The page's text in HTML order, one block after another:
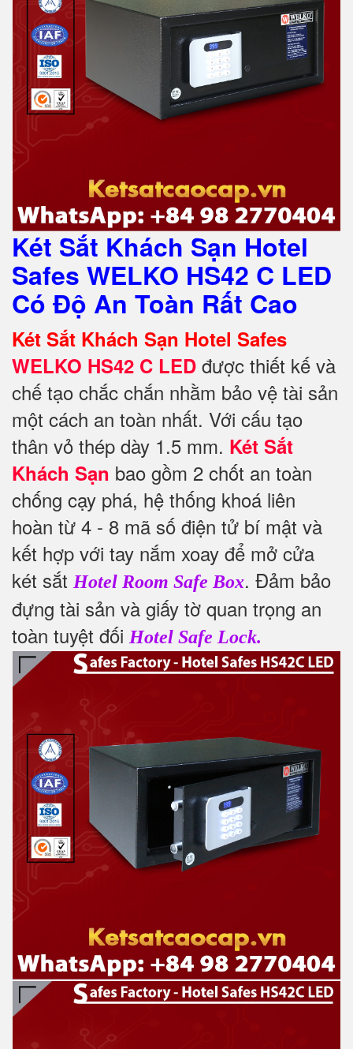
Két Sắt Khách Sạn Hotel
Safes WELKO HS42 C LED
Có Độ An Toàn Rất Cao
Két Sắt Khách Sạn Hotel Safes
WELKO HS42 C LED được thiết kế và
chế tạo chắc chắn nhằm bảo vệ tài sản
một cách an toàn nhất. Với cấu tạo
thân vỏ thép dày 1.5 mm. Két Sắt
Khách Sạn bao gồm 2 chốt an toàn
chống cạy phá, hệ thống khoá liên
hoàn từ 4 - 8 mã số điện tử bí mật và
kết hợp với tay nắm xoay để mở cửa
két sắt Hotel Room Safe Box. Đảm bảo
đựng tài sản và giấy tờ quan trọng an
toàn tuyệt đối Hotel Safe Lock.